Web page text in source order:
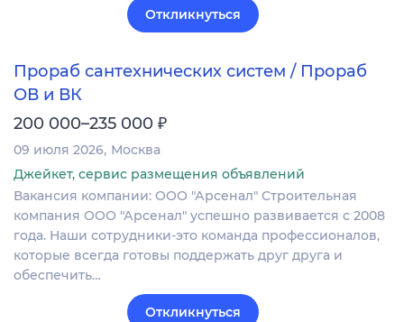
Откликнуться
Прораб сантехнических систем / Прораб
ОВ и ВК
200 000–235 000 ₽
09 июля 2026 Москва
Джейкет, сервис размещения объявлений
Вакансия компании: ООО "Арсенал" Строительная
компания ООО "Арсенал" успешно развивается с 2008
года. Наши сотрудники-это команда профессионалов,
которые всегда готовы поддержать друг друга и
обеспечить…
Откликнуться